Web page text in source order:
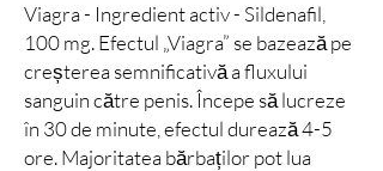
Viagra - Ingredient activ - Sildenafil,
100 mg. Efectul „Viagra” se bazează pe
creșterea semnificativă a fluxului
sanguin către penis. Începe să lucreze
în 30 de minute, efectul durează 4-5
ore. Majoritatea bărbaților pot lua